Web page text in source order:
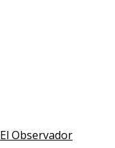
El Observador